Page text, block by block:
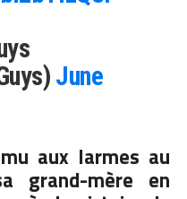
June
aux larmes au
grand-mère en